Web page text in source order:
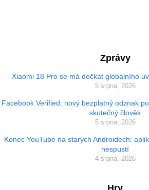
Zprávy
Xiaomi 18 Pro se má dočkat globálního
5 srpna, 2026
Facebook Verified: nový bezplatný odznak
skutečný člověk
5 srpna, 2026
Konec YouTube na starých Androidech:
nespustí
4 srpna, 2026